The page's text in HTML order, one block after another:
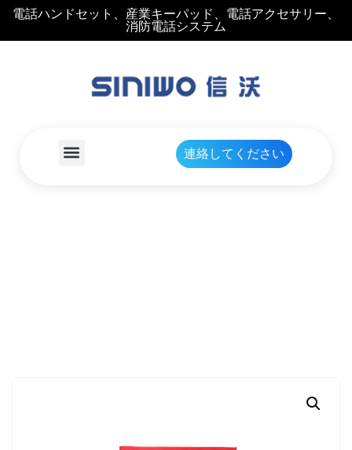
電話ハンドセット、産業キーパッド、電話アクセサリー、
消防電話システム
連絡してください